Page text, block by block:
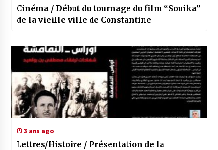
Cinéma / Début du tournage du film “Souika”
de la vieille ville de Constantine
3 ans ago
Lettres/Histoire / Présentation de la